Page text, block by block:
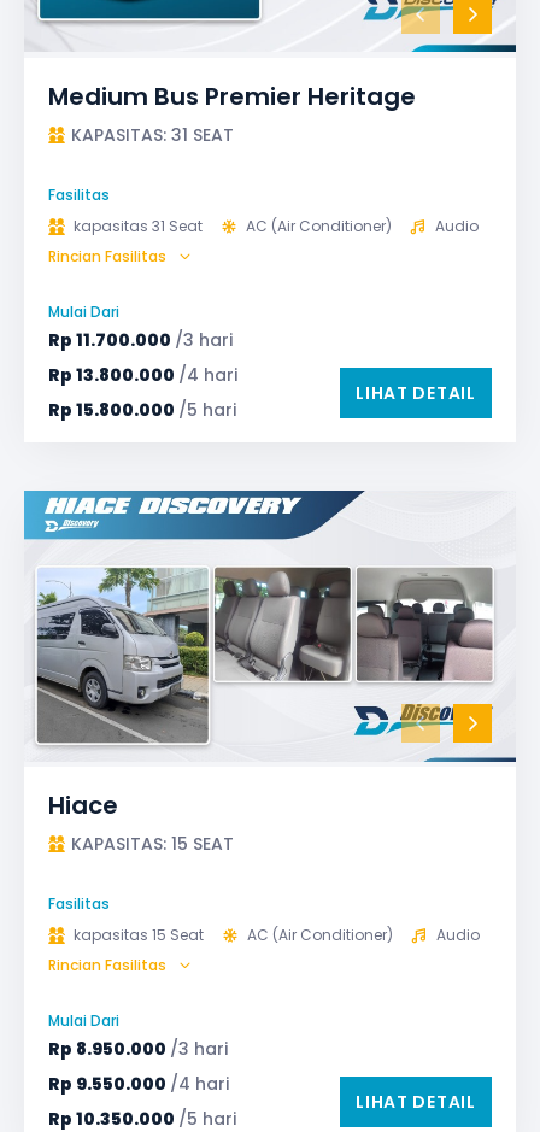
Medium Bus Premier Heritage
KAPASITAS: 31 SEAT
Fasilitas
kapasitas 31 Seat
AC (Air Conditioner)
Audio
Bagasi
GPS
Safety Tools (P3K, Windows Breaker, dll)
TV LED & Android System
Water Dispenser
Rincian Fasilitas
Mulai Dari
Rp 11.700.000 /3 hari
Rp 13.800.000 /4 hari
Rp 15.800.000 /5 hari
LIHAT DETAIL
Hiace
KAPASITAS: 15 SEAT
Fasilitas
kapasitas 15 Seat
AC (Air Conditioner)
Audio
Bantal & Selimut (optional)
Safety Tools (P3K, Windows Breaker, dll)
TV LED & Android System
Rincian Fasilitas
Mulai Dari
Rp 8.950.000 /3 hari
Rp 9.550.000 /4 hari
Rp 10.350.000 /5 hari
LIHAT DETAIL